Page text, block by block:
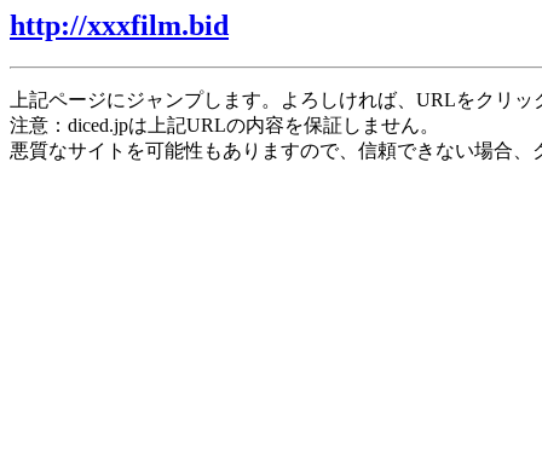
http://xxxfilm.bid
上記ページにジャンプします。よろしければ、URLをクリ
注意：diced.jpは上記URLの内容を保証しません。
悪質なサイトを可能性もありますので、信頼できない場合、